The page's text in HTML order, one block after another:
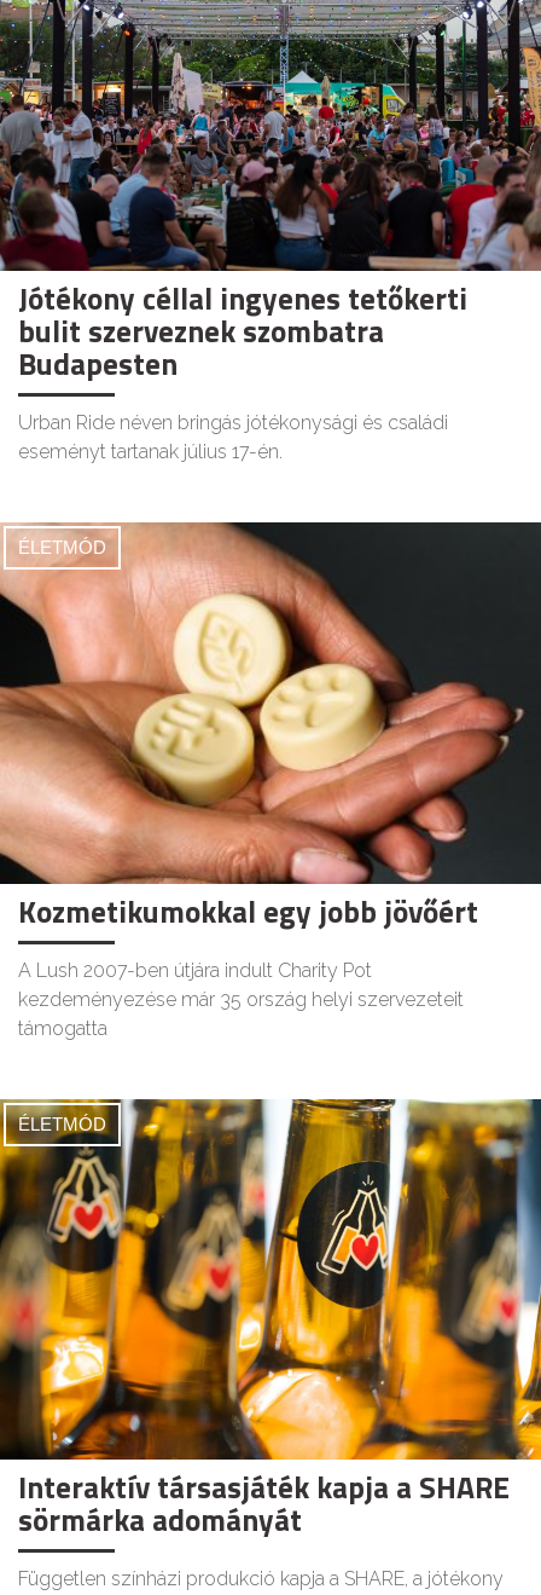
Jótékony céllal ingyenes tetőkerti
bulit szerveznek szombatra
Budapesten
Urban Ride néven bringás jótékonysági és családi
eseményt tartanak július 17-én.
ÉLETMÓD
Kozmetikumokkal egy jobb jövőért
A Lush 2007-ben útjára indult Charity Pot
kezdeményezése már 35 ország helyi szervezeteit
támogatta
ÉLETMÓD
Interaktív társasjáték kapja a SHARE
sörmárka adományát
Független színházi produkció kapja a SHARE, a jótékony